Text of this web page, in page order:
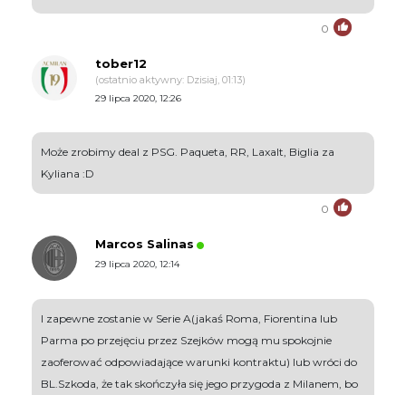
0
tober12
(ostatnio aktywny: Dzisiaj, 01:13)
29 lipca 2020, 12:26
Może zrobimy deal z PSG. Paqueta, RR, Laxalt, Biglia za
Kyliana :D
0
Marcos Salinas
29 lipca 2020, 12:14
I zapewne zostanie w Serie A(jakaś Roma, Fiorentina lub
Parma po przejęciu przez Szejków mogą mu spokojnie
zaoferować odpowiadające warunki kontraktu) lub wróci do
BL.Szkoda, że tak skończyła się jego przygoda z Milanem, bo